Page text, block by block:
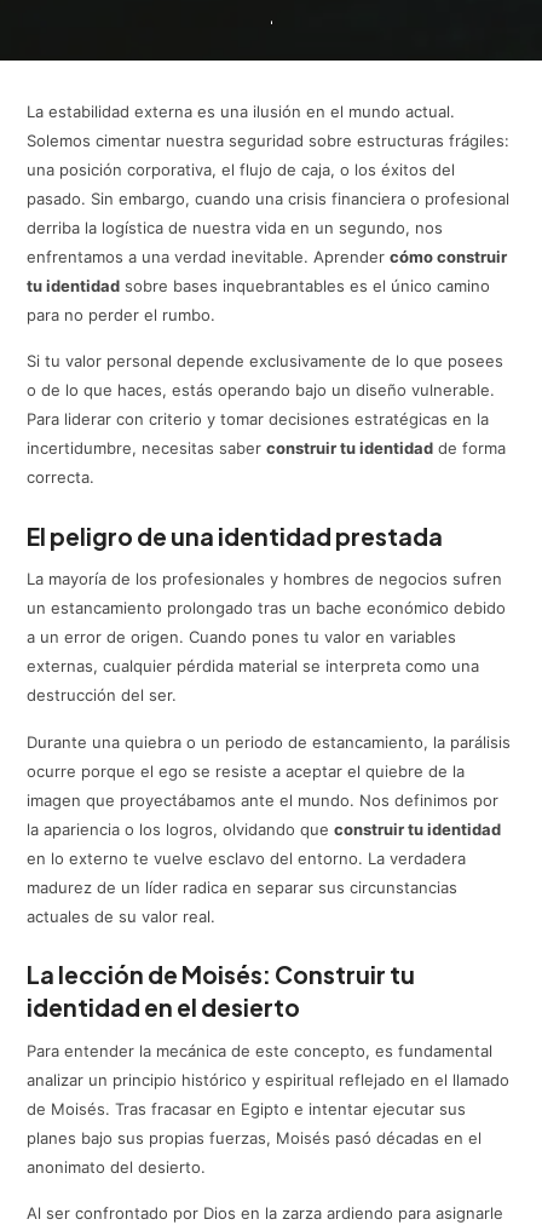
contenido
diario.
La estabilidad externa es una ilusión en el mundo actual.
Solemos cimentar nuestra seguridad sobre estructuras frágiles:
una posición corporativa, el flujo de caja, o los éxitos del
pasado. Sin embargo, cuando una crisis financiera o profesional
derriba la logística de nuestra vida en un segundo, nos
enfrentamos a una verdad inevitable. Aprendercómo construir
tu identidad sobre bases inquebrantables es el único camino
para no perder el rumbo.
Si tu valor personal depende exclusivamente de lo que posees
o de lo que haces, estás operando bajo un diseño vulnerable.
Para liderar con criterio y tomar decisiones estratégicas en la
incertidumbre, necesitas saberconstruir tu identidad de forma
correcta.
El peligro de una identidad prestada
La mayoría de los profesionales y hombres de negocios sufren
un estancamiento prolongado tras un bache económico debido
a un error de origen. Cuando pones tu valor en variables
externas, cualquier pérdida material se interpreta como una
destrucción del ser.
Durante una quiebra o un periodo de estancamiento, la parálisis
ocurre porque el ego se resiste a aceptar el quiebre de la
imagen que proyectábamos ante el mundo. Nos definimos por
la apariencia o los logros, olvidando queconstruir tu identidad
en lo externo te vuelve esclavo del entorno. La verdadera
madurez de un líder radica en separar sus circunstancias
actuales de su valor real.
La lección de Moisés: Construir tu
identidad en el desierto
Para entender la mecánica de este concepto, es fundamental
analizar un principio histórico y espiritual reflejado en el llamado
de Moisés. Tras fracasar en Egipto e intentar ejecutar sus
planes bajo sus propias fuerzas, Moisés pasó décadas en el
anonimato del desierto.
Al ser confrontado por Dios en la zarza ardiendo para asignarle